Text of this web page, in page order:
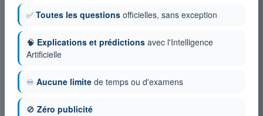
✅ Toutes les questions officielles, sans exception
🧠 Explications et prédictions avec l'Intelligence
Artificielle
♾️ Aucune limite de temps ou d'examens
🚫 Zéro publicité